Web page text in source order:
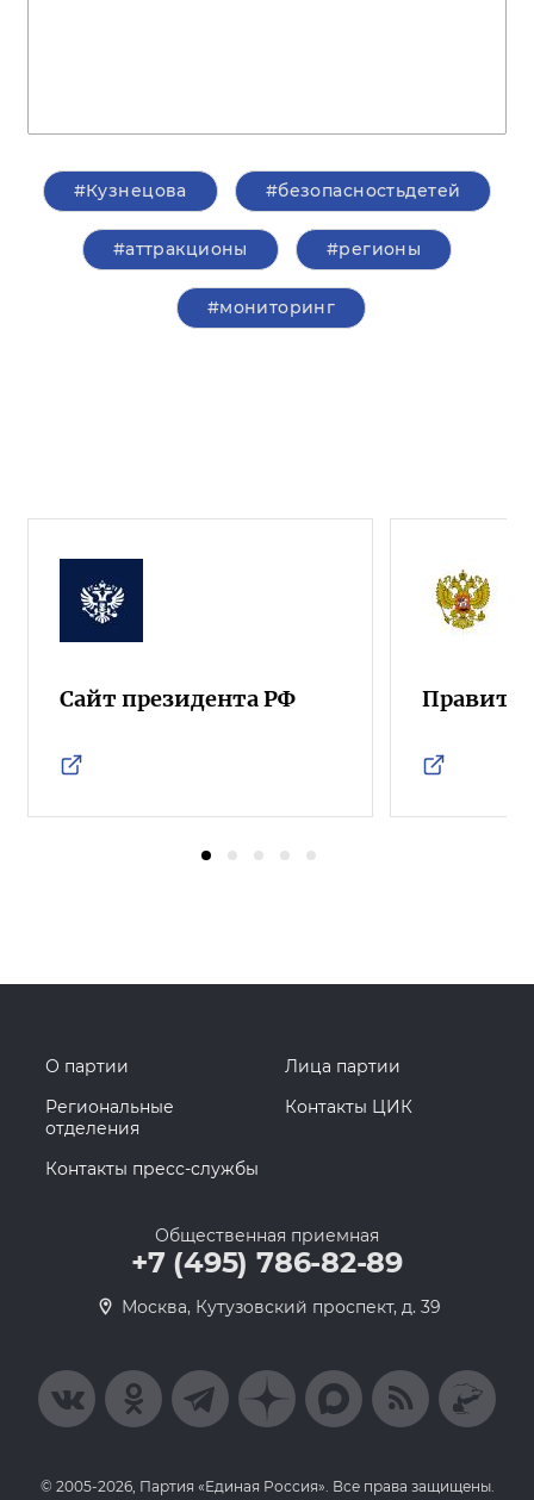
#Кузнецова #безопасностьдетей
#аттракционы #регионы
#мониторинг
Сайт президента РФ
О партии
Лица партии
Региональные
отделения
Контакты ЦИК
Контакты пресс-службы
Общественная приемная
+7 (495) 786-82-89
Москва, Кутузовский проспект, д. 39
© 2005-2026, Партия «Единая Россия». Все права защищены.